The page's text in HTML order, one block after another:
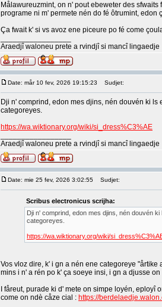
Målawureuzmint, on n' pout ebeweter des
programe ni m' permete nén do fé ôtrumint, edon
Ça fwait k' si vs avoz ene piceure po fé come
Araedjî waloneu prete a rvindjî si mancî lingaedje
Date: mår 10 fev, 2026 19:15:23 Sudjet:
Dji n' comprind, edon mes djins, nén douvén ki
categoreyes.
https://wa.wiktionary.org/wiki/si_dress%C3%AE
Araedjî waloneu prete a rvindjî si mancî lingaedje
Date: mie 25 fev, 2026 3:02:55 Sudjet:
Scribus electronicus scrijha:
Dji n' comprind, edon mes djins, nén douvén
categoreyes.
https://wa.wiktionary.org/wiki/
Vos vloz dire, k' i gn a nén ene categoreye "årtike
mins i n' a rén po k' ça soeye insi, i gn a djusse
I fåreut, purade ki d' mete on simpe loyén, eployî
come on ndè cåze cial : https://